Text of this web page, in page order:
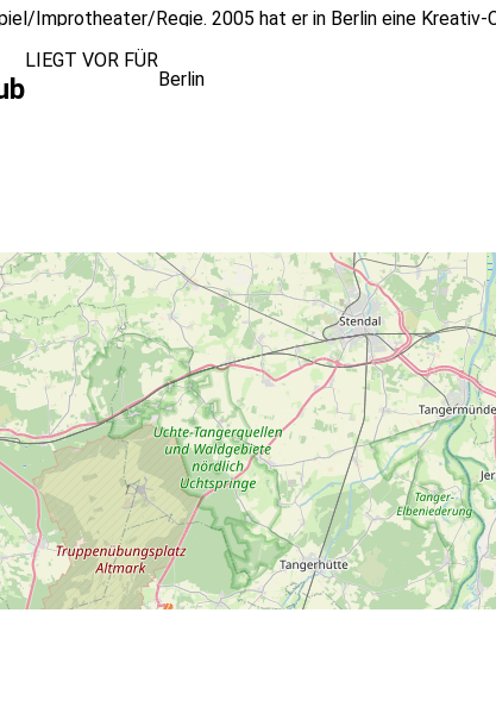
Improtheater/Regie. 2005 hat er in Berlin eine
Bildungszeitgesetzes - BiZeitG (GVBl. vom 05.07.2021
LIEGT VOR FÜR
Berlin